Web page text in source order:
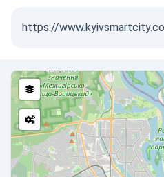
https://